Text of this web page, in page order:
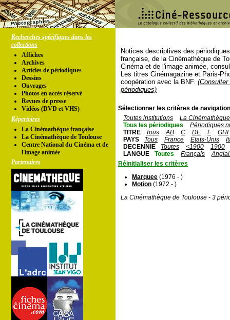
Recherches spécifiques dans les
collections
Affiches
Archives
Articles de périodiques
Dessins
Ouvrages
Photos en accés réservé
Revues de presse
Vidéos (DVD et VHS)
Répertoires
La Cinémathèque française
La Cinémathèque de Toulouse
Centre National du Cinéma et de
l'image animée
Partenaires
Notices descriptives des
française, de la Cinémathèque de
Cinéma et de l'image animée,
Les titres Cinémagazine et Paris-
coopération avec la BNF.
périodiques)
Sélectionner les critères de
Toutes institutions
La
Tous les périodiques
Périodiques
TITRE
Tous AB C DE F
GHI
PAYS
Tous France Etats-Unis
DECENNIE
Toutes <1900
1900
LANGUE
Toutes Français
Réinitialiser les critères
Marquee (1976 - )
Motion (1972 - )
La Cinémathèque de Toulouse - 3